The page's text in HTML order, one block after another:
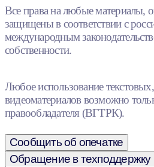
Все права на любые материалы,
защищены в соответствии с
международным
собственности.
Любое использование
видеоматериалов возможно
правообладателя (ВГТРК).
Сообщить об опечатке
Обращение в техподдержку